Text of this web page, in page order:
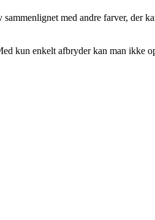
med andre farver, der
kun enkelt afbryder kan man ikke